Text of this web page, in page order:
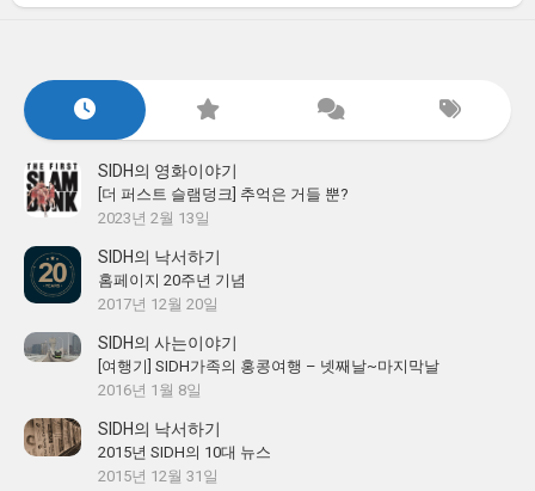
SIDH의 영화이야기
[더 퍼스트 슬램덩크] 추억은 거들 뿐?
2023년 2월 13일
SIDH의 낙서하기
홈페이지 20주년 기념
2017년 12월 20일
SIDH의 사는이야기
[여행기] SIDH가족의 홍콩여행 – 넷째날~마지막날
2016년 1월 8일
SIDH의 낙서하기
2015년 SIDH의 10대 뉴스
2015년 12월 31일